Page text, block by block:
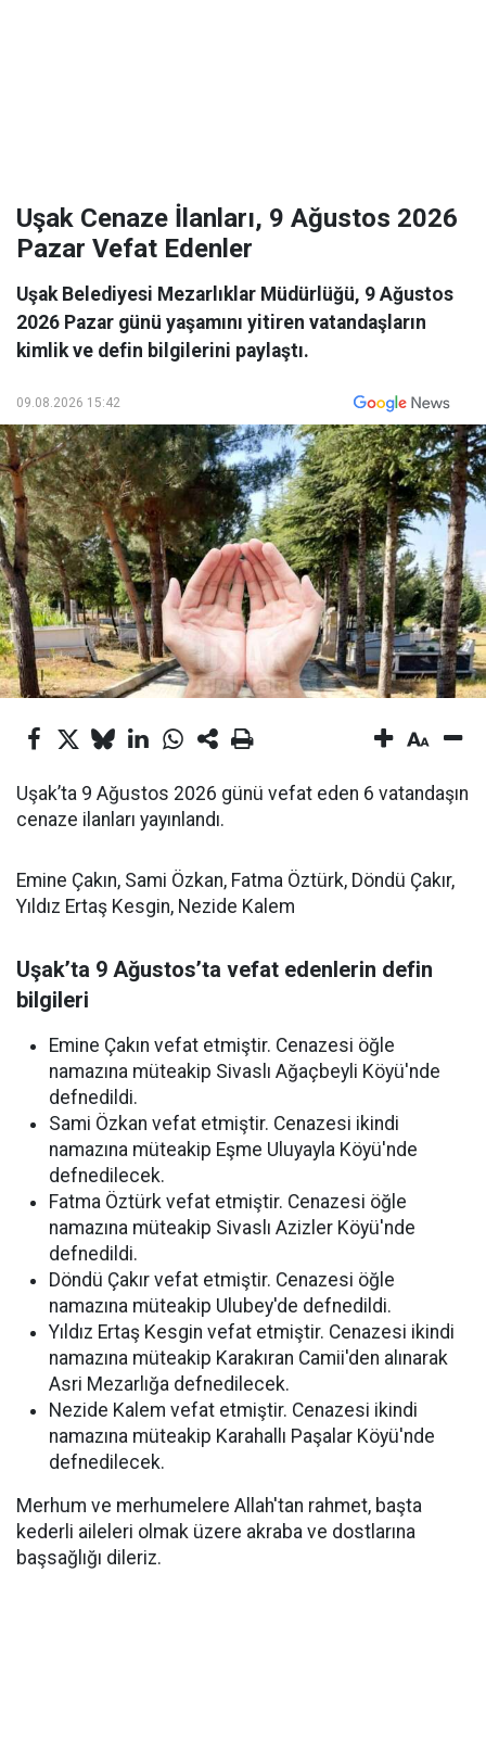
Uşak Cenaze İlanları, 9 Ağustos 2026
Pazar Vefat Edenler
Uşak Belediyesi Mezarlıklar Müdürlüğü, 9 Ağustos
2026 Pazar günü yaşamını yitiren vatandaşların
kimlik ve defin bilgilerini paylaştı.
09.08.2026 15:42
Uşak’ta 9 Ağustos 2026 günü vefat eden 6 vatandaşın
cenaze ilanları yayınlandı.
Emine Çakın, Sami Özkan, Fatma Öztürk, Döndü Çakır,
Yıldız Ertaş Kesgin, Nezide Kalem
Uşak’ta 9 Ağustos’ta vefat edenlerin defin
bilgileri
Emine Çakın vefat etmiştir. Cenazesi öğle
namazına müteakip Sivaslı Ağaçbeyli Köyü'nde
defnedildi.
Sami Özkan vefat etmiştir. Cenazesi ikindi
namazına müteakip Eşme Uluyayla Köyü'nde
defnedilecek.
Fatma Öztürk vefat etmiştir. Cenazesi öğle
namazına müteakip Sivaslı Azizler Köyü'nde
defnedildi.
Döndü Çakır vefat etmiştir. Cenazesi öğle
namazına müteakip Ulubey'de defnedildi.
Yıldız Ertaş Kesgin vefat etmiştir. Cenazesi ikindi
namazına müteakip Karakıran Camii'den alınarak
Asri Mezarlığa defnedilecek.
Nezide Kalem vefat etmiştir. Cenazesi ikindi
namazına müteakip Karahallı Paşalar Köyü'nde
defnedilecek.
Merhum ve merhumelere Allah'tan rahmet, başta
kederli aileleri olmak üzere akraba ve dostlarına
başsağlığı dileriz.